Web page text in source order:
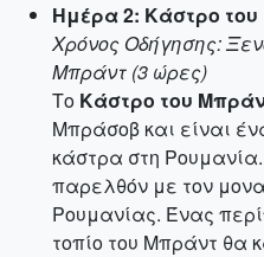
Ημέρα 2: Κάστρο
Χρόνος Οδήγησης:
Μπράντ (3 ώρες)
Το Κάστρο του
Μπράσοβ και είναι
κάστρα στη Ρουμανία.
παρελθόν με τον
Ρουμανίας. Ένας
τοπίο του Μπράντ θα